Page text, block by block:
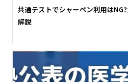
共通テストでシャーペン利用は
解説